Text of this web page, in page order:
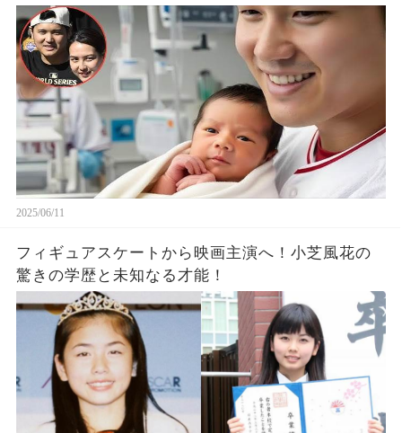
2025/06/11
フィギュアスケートから映画主演へ！小芝風花の
驚きの学歴と未知なる才能！